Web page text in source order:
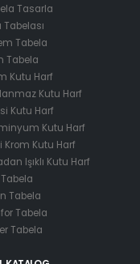
Tasarla
Tabelası
Tabela
Tabela
Kutu Harf
Kutu Harf
Kutu Harf
Kutu Harf
Krom Kutu Harf
Işıklı Kutu Harf
Tabela
Tabela
Tabela